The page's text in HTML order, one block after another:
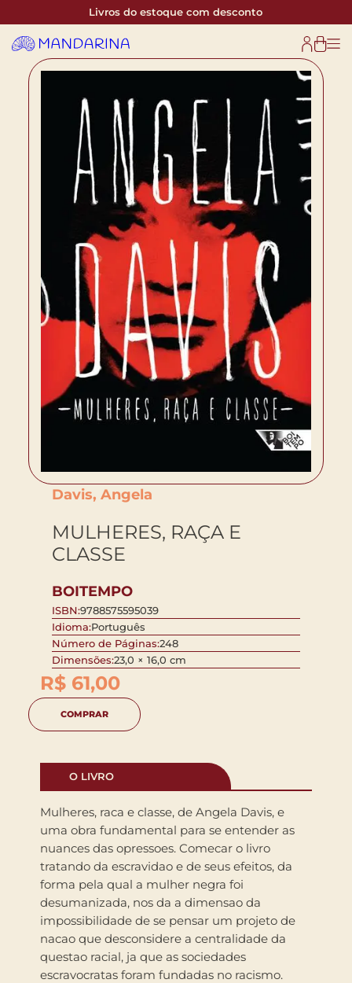
Livros do estoque com desconto
Davis, Angela
MULHERES, RAÇA E
CLASSE
BOITEMPO
ISBN:9788575595039
Idioma:Português
Número de Páginas:248
Dimensões:23,0 × 16,0 cm
R$ 61,00
COMPRAR
O LIVRO
Mulheres, raca e classe, de Angela Davis, e
uma obra fundamental para se entender as
nuances das opressoes. Comecar o livro
tratando da escravidao e de seus efeitos, da
forma pela qual a mulher negra foi
desumanizada, nos da a dimensao da
impossibilidade de se pensar um projeto de
nacao que desconsidere a centralidade da
questao racial, ja que as sociedades
escravocratas foram fundadas no racismo.